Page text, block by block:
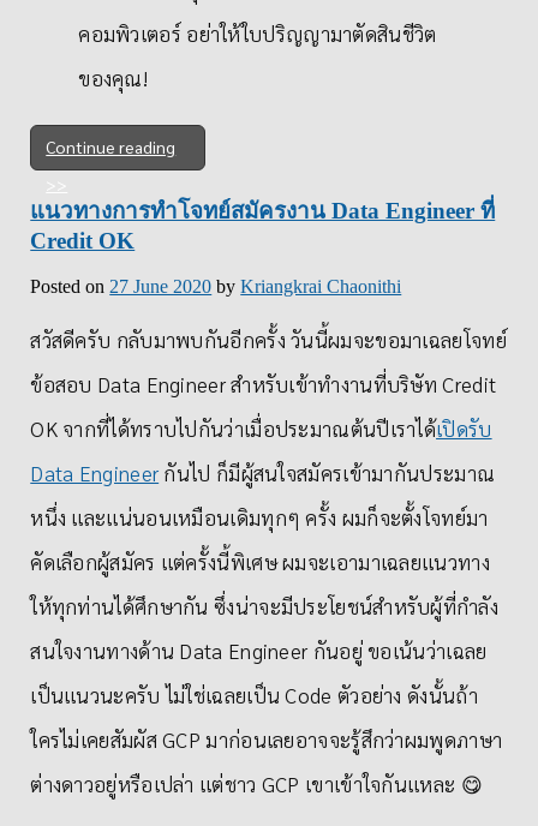
คอมพิวเตอร์ อย่าให้ใบปริญญามาตัดสินชีวิต
ของคุณ!
Continue reading
แนวทางการทำโจทย์สมัครงาน Data Engineer ที่
Credit OK
Posted on 27 June 2020 byKriangkrai Chaonithi
สวัสดีครับ กลับมาพบกันอีกครั้ง วันนี้ผมจะขอมาเฉลยโจทย์
ข้อสอบ Data Engineer สำหรับเข้าทำงานที่บริษัท Credit
OK จากที่ได้ทราบไปกันว่าเมื่อประมาณต้นปีเราได้เปิดรับ
Data Engineer กันไป ก็มีผู้สนใจสมัครเข้ามากันประมาณ
หนึ่ง และแน่นอนเหมือนเดิมทุกๆ ครั้ง ผมก็จะตั้งโจทย์มา
คัดเลือกผู้สมัคร แต่ครั้งนี้พิเศษ ผมจะเอามาเฉลยแนวทาง
ให้ทุกท่านได้ศึกษากัน ซึ่งน่าจะมีประโยชน์สำหรับผู้ที่กำลัง
สนใจงานทางด้าน Data Engineer กันอยู่ ขอเน้นว่าเฉลย
เป็นแนวนะครับ ไม่ใช่เฉลยเป็น Code ตัวอย่าง ดังนั้นถ้า
ใครไม่เคยสัมผัส GCP มาก่อนเลยอาจจะรู้สึกว่าผมพูดภาษา
ต่างดาวอยู่หรือเปล่า แต่ชาว GCP เขาเข้าใจกันแหละ 😋